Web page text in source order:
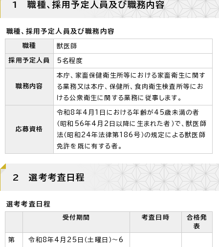
1 職種、採用予定人員及び職務内容
職種、採用予定人員及び職務内容
職種 獣医師
採用予定人員 5名程度
職務内容
本庁、家畜保健衛生所等における家畜衛生に関す
る業務又は本庁、保健所、食肉衛生検査所等にお
ける公衆衛生に関する業務に従事します。
応募資格
令和8年4月1日における年齢が45歳未満の者
（昭和56年4月2日以降に生まれた者）で、獣医師
法（昭和24年法律第186号）の規定による獣医師
免許を既に有する者。
2 選考考査日程
選考考査日程
受付期間 考査日時
合格発
表
第
令和8年4月25日（土曜日）～6